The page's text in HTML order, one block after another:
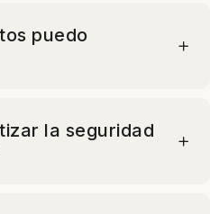
puedo
la seguridad